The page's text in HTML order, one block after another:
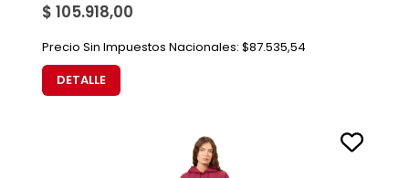
$ 105.918,00
Precio Sin Impuestos Nacionales: $87.535,54
DETALLE